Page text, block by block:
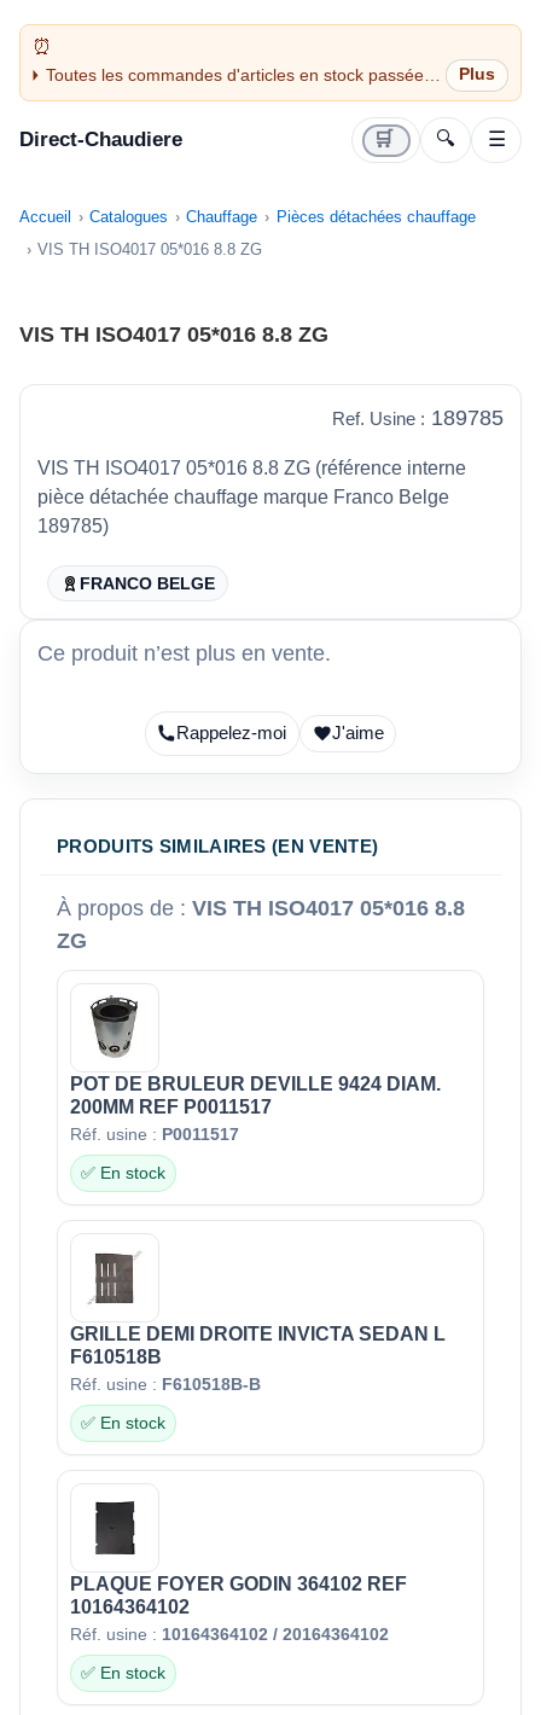
Toutes les commandes d'articles en stock passées
avant 14H sont expédiées le jour même (jours
Direct-Chaudiere 🛒 🔍 ☰
Accueil Catalogues Chauffage
Pièces détachées chauffage
VIS TH ISO4017 05*016 8.8 ZG
VIS TH ISO4017 05*016 8.8 ZG
Ref. Usine : 189785
VIS TH ISO4017 05*016 8.8 ZG (référence interne
pièce détachée chauffage marque Franco Belge
189785)
FRANCO BELGE
Ce produit n’est plus en vente.
Rappelez-moi J'aime
PRODUITS SIMILAIRES (EN VENTE)
À propos de : VIS TH ISO4017 05*016 8.8
ZG
POT DE BRULEUR DEVILLE 9424 DIAM.
200MM REF P0011517
Réf. usine : P0011517
✅ En stock
GRILLE DEMI DROITE INVICTA SEDAN L
F610518B
Réf. usine : F610518B-B
✅ En stock
PLAQUE FOYER GODIN 364102 REF
10164364102
Réf. usine : 10164364102 / 20164364102
✅ En stock